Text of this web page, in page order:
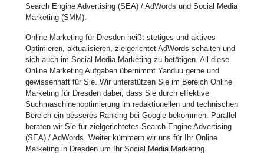
Search Engine Advertising (SEA) / AdWords und Social Media
Marketing (SMM).
Online Marketing für Dresden heißt stetiges und aktives
Optimieren, aktualisieren, zielgerichtet AdWords schalten und
sich auch im Social Media Marketing zu betätigen. All diese
Online Marketing Aufgaben übernimmt Yanduu gerne und
gewissenhaft für Sie. Wir unterstützen Sie im Bereich Online
Marketing für Dresden dabei, dass Sie durch effektive
Suchmaschinenoptimierung im redaktionellen und technischen
Bereich ein besseres Ranking bei Google bekommen. Parallel
beraten wir Sie für zielgerichtetes Search Engine Advertising
(SEA) / AdWords. Weiter kümmern wir uns für Ihr Online
Marketing in Dresden um Ihr Social Media Marketing.